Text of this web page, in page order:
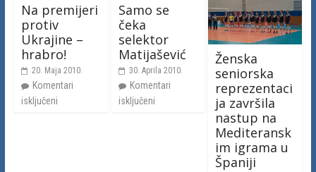
Na premijeri
protiv
Ukrajine –
hrabro!
20. Maja 2010.
Komentari
isključeni
Samo se
čeka
selektor
Matijašević
30. Aprila 2010.
Komentari
isključeni
Ženska
seniorska
reprezentaci
ja završila
nastup na
Mediteransk
im igrama u
Španiji